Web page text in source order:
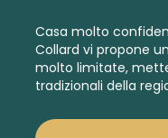
Casa molto
Collard vi propone
molto limitate,
tradizionali della